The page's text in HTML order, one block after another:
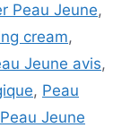
Peau Jeune,
cream,
Jeune avis,
, Peau
Peau Jeune